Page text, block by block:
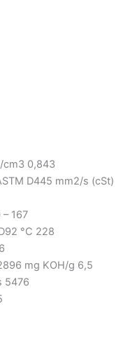
cm3 0,843
D445 mm2/s (cSt)
167
°C 228
mg KOH/g 6,5
5476